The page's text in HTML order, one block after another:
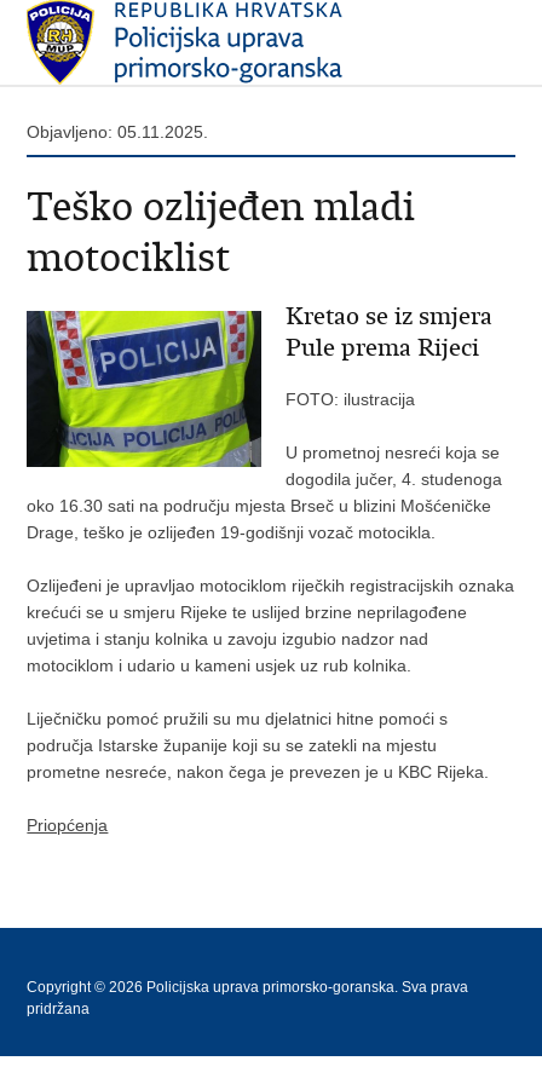
Objavljeno: 05.11.2025.
Teško ozlijeđen mladi
motociklist
Kretao se iz smjera
Pule prema Rijeci
FOTO: ilustracija
U prometnoj nesreći koja se
dogodila jučer, 4. studenoga
oko 16.30 sati na području mjesta Brseč u blizini Mošćeničke
Drage, teško je ozlijeđen 19-godišnji vozač motocikla.
Ozlijeđeni je upravljao motociklom riječkih registracijskih oznaka
krećući se u smjeru Rijeke te uslijed brzine neprilagođene
uvjetima i stanju kolnika u zavoju izgubio nadzor nad
motociklom i udario u kameni usjek uz rub kolnika.
Liječničku pomoć pružili su mu djelatnici hitne pomoći s
područja Istarske županije koji su se zatekli na mjestu
prometne nesreće, nakon čega je prevezen je u KBC Rijeka.
Priopćenja
Copyright © 2026 Policijska uprava primorsko-goranska. Sva prava
pridržana